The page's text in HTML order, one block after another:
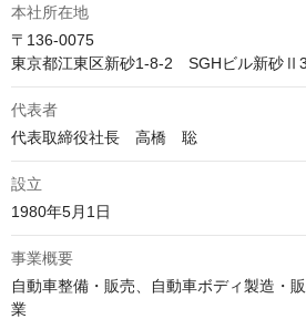
本社所在地
〒136-0075
東京都江東区新砂1-8-2　SGHビル新砂
代表者
代表取締役社長　高橋　聡
設立
1980年5月1日
事業概要
自動車整備・販売、自動車ボディ製造・
業